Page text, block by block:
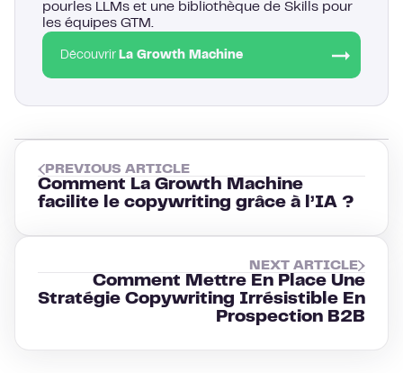
pourles LLMs et une bibliothèque de Skills pour
les équipes GTM.
Découvrir La Growth Machine
PREVIOUS ARTICLE
Comment La Growth Machine
facilite le copywriting grâce à l’IA ?
NEXT ARTICLE
Comment Mettre En Place Une
Stratégie Copywriting Irrésistible En
Prospection B2B